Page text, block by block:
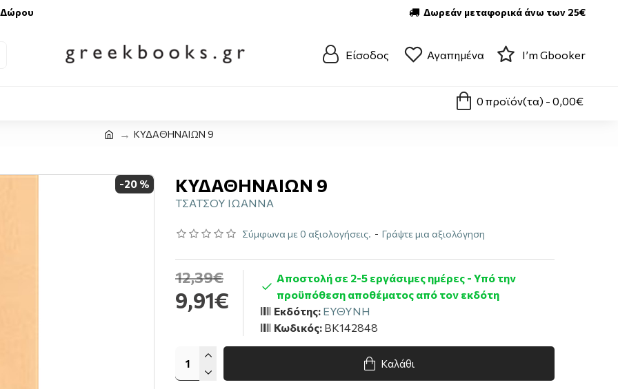
Δώρου Δωρεάν μεταφορικά άνω των 25€
Είσοδος Αγαπημένα I’m Gbooker
0 προϊόν(τα) - 0,00€
ΚΥΔΑΘΗΝΑΙΩΝ 9
-20 % ΚΥΔΑΘΗΝΑΙΩΝ 9
ΤΣΑΤΣΟΥ ΙΩΑΝΝΑ
Σύμφωνα με 0 αξιολογήσεις. - Γράψτε μια αξιολόγηση
9,91€
12,39€
Αποστολή σε 2-5 εργάσιμες ημέρες - Υπό την
προϋπόθεση αποθέματος από τον εκδότη
Εκδότης: ΕΥΘΥΝΗ
Κωδικός: BK142848
Καλάθι